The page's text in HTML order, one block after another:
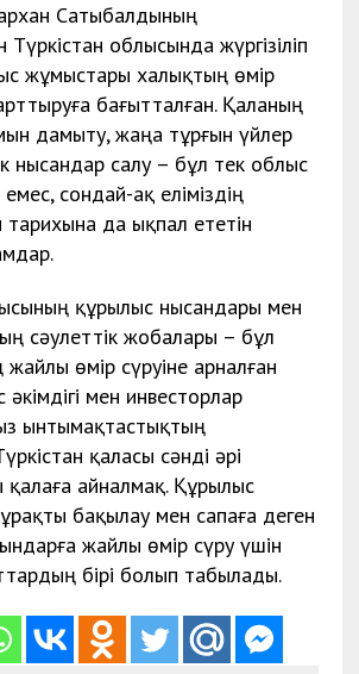
Сатыбалдының
облысында жүргізіліп
жұмыстары халықтың өмір
бағытталған. Қаланың
дамыту, жаңа тұрғын үйлер
нысандар салу – бұл тек облыс
сондай-ақ еліміздің
тарихына да ықпал ететін
құрылыс нысандары мен
сәулеттік жобалары – бұл
өмір сүруіне арналған
әкімдігі мен инвесторлар
ынтымақтастықтың
қаласы сәнді әрі
айналмақ. Құрылыс
бақылау мен сапаға деген
жайлы өмір сүру үшін
бірі болып табылады.